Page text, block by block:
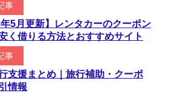
事
年5月更新】レンタカーのクーポン
く借りる方法とおすすめサイト
事
支援まとめ｜旅行補助・クーポ
情報